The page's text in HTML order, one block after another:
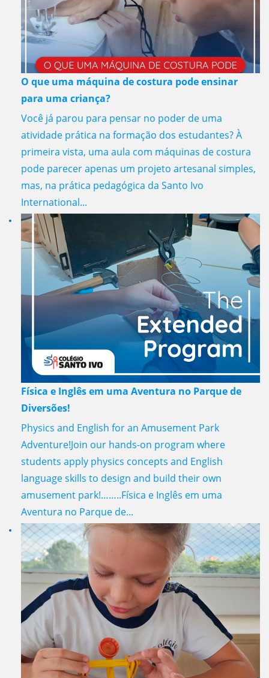
O que uma máquina de costura pode ensinar
para uma criança?
Você já parou para pensar no poder de uma
atividade prática na formação dos estudantes? À
primeira vista, uma aula com máquinas de costura
pode parecer apenas um projeto artesanal simples,
mas, na prática pedagógica da Santo Ivo
International...
Física e Inglês em uma Aventura no Parque de
Diversões!
Physics and English for an Amusement Park
Adventure!Join our hands-on program where
students apply physics concepts and English
language skills to design and build their own
amusement park!……..Física e Inglês em uma
Aventura no Parque de...